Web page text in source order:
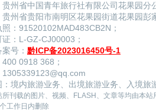
州省中国青年旅行社有限公司花果园分
州省贵阳市南明区花果园街道花果园
：91520102MAD483CB2N；
证：L-GZ-CJ00003；
号： 黔ICP备2023016450号-1
0918 368；
1305339123@qq.com
境内旅游业务、出境旅游业务、入境旅
所刊载的图片、视​频、FLASH、文章等均由本
工作日内删除